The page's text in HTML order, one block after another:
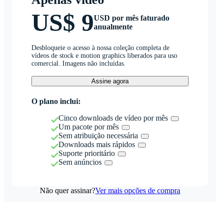
US$ 9USD por mês faturado
anualmente
Desbloqueie o acesso à nossa coleção completa de
vídeos de stock e motion graphics liberados para uso
comercial. Imagens não incluídas.
Assine agora
O plano inclui:
Cinco downloads de vídeo por mês
Um pacote por mês
Sem atribuição necessária
Downloads mais rápidos
Suporte prioritário
Sem anúncios
Não quer assinar?Ver mais opções de compra